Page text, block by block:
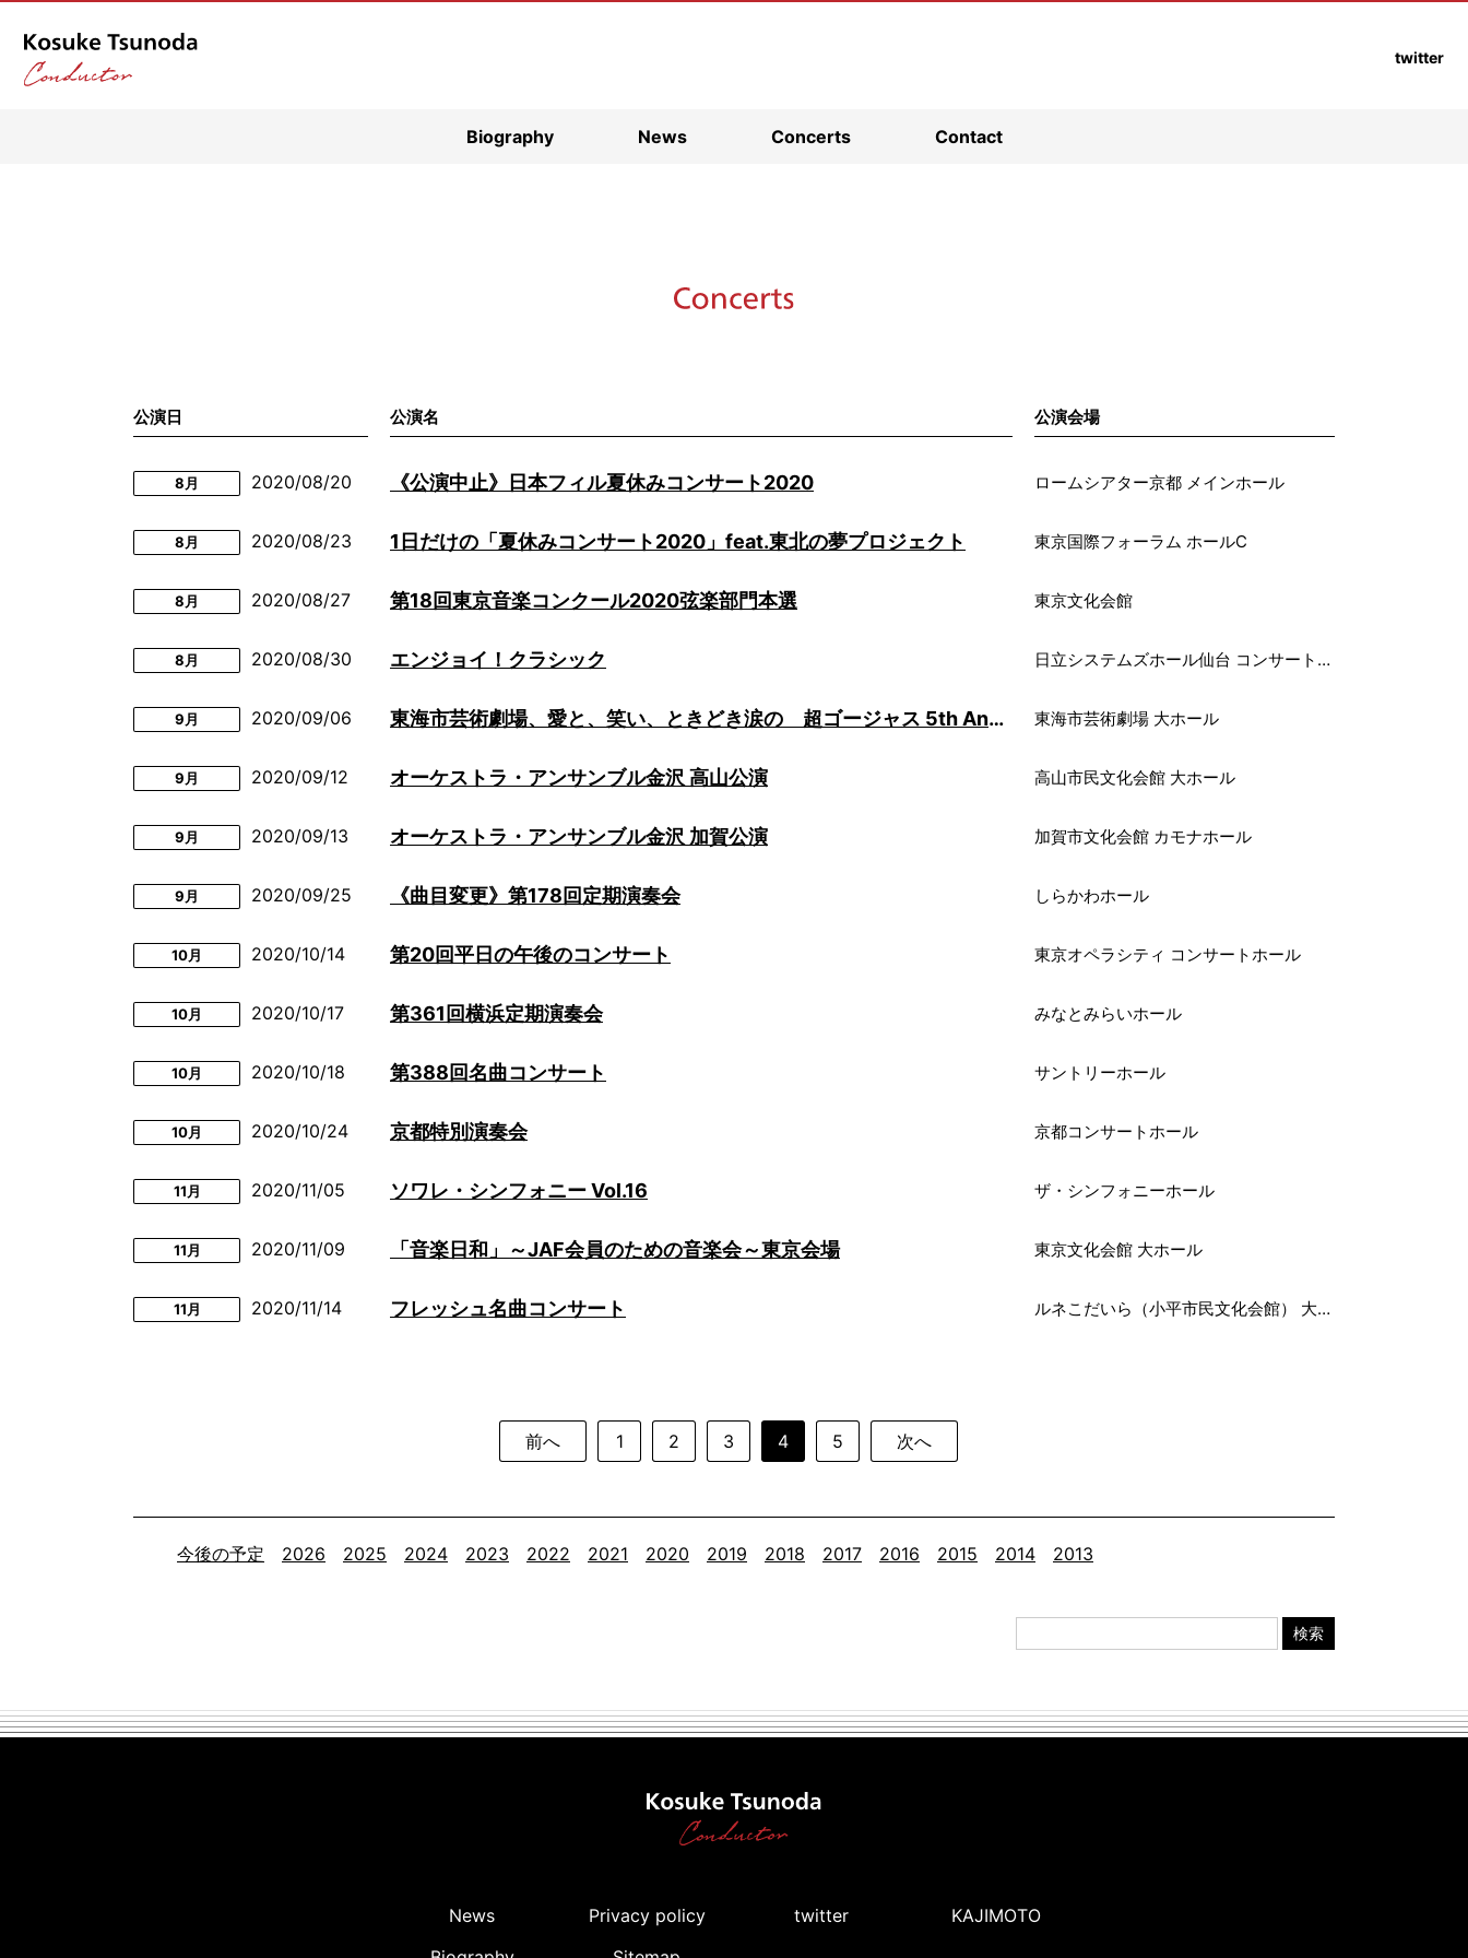
Biography News Concerts Contact
twitter
公演日 公演名 公演会場
8月 2020/08/20 《公演中止》日本フィル夏休みコンサート2020 ロームシアター京都 メインホール
8月 2020/08/23 1日だけの「夏休みコンサート2020」feat.東北の夢プロジェクト 東京国際フォーラム ホールC
8月 2020/08/27 第18回東京音楽コンクール2020弦楽部門本選 東京文化会館
8月 2020/08/30 エンジョイ！クラシック 日立システムズホール仙台 コンサートホール
9月 2020/09/06 東海市芸術劇場、愛と、笑い、ときどき涙の 超ゴージャス 5th Anniversary オペラいいとこどり全員集合 東海市芸術劇場 大ホール
9月 2020/09/12 オーケストラ・アンサンブル金沢 高山公演 高山市民文化会館 大ホール
9月 2020/09/13 オーケストラ・アンサンブル金沢 加賀公演 加賀市文化会館 カモナホール
9月 2020/09/25 《曲目変更》第178回定期演奏会 しらかわホール
10月 2020/10/14 第20回平日の午後のコンサート 東京オペラシティ コンサートホール
10月 2020/10/17 第361回横浜定期演奏会 みなとみらいホール
10月 2020/10/18 第388回名曲コンサート サントリーホール
10月 2020/10/24 京都特別演奏会 京都コンサートホール
11月 2020/11/05 ソワレ・シンフォニー Vol.16 ザ・シンフォニーホール
11月 2020/11/09 「音楽日和」～JAF会員のための音楽会～東京会場 東京文化会館 大ホール
11月 2020/11/14 フレッシュ名曲コンサート ルネこだいら（小平市民文化会館） 大ホール
前へ 1 2 3 4 5 次へ
今後の予定 2026 2025 2024 2023 2022 2021 2020 2019 2018 2017 2016 2015 2014 2013
検索
News
Privacy policy
twitter KAJIMOTO